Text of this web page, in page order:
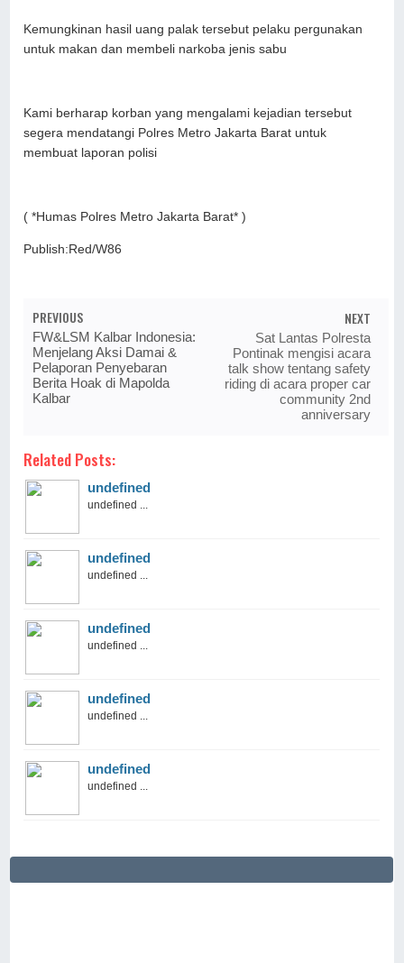
Kemungkinan hasil uang palak tersebut pelaku pergunakan
untuk makan dan membeli narkoba jenis sabu
Kami berharap korban yang mengalami kejadian tersebut
segera mendatangi Polres Metro Jakarta Barat untuk
membuat laporan polisi
( *Humas Polres Metro Jakarta Barat* )
Publish:Red/W86
PREVIOUS
FW&LSM Kalbar Indonesia:
Menjelang Aksi Damai &
Pelaporan Penyebaran
Berita Hoak di Mapolda
Kalbar
NEXT
Sat Lantas Polresta
Pontinak mengisi acara
talk show tentang safety
riding di acara proper car
community 2nd
anniversary
Related Posts:
undefined
undefined ...
undefined
undefined ...
undefined
undefined ...
undefined
undefined ...
undefined
undefined ...